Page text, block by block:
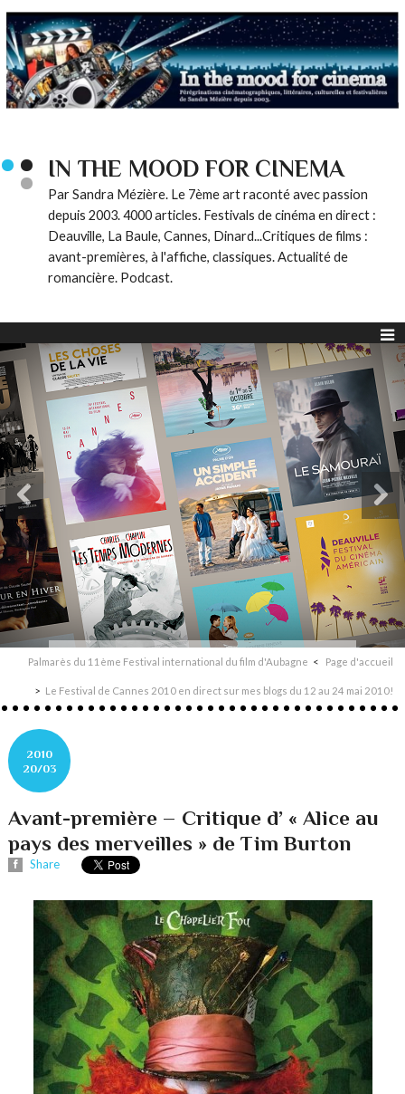
IN THE MOOD FOR CINEMA
Par Sandra Mézière. Le 7ème art raconté avec passion
depuis 2003. 4000 articles. Festivals de cinéma en direct :
Deauville, La Baule, Cannes, Dinard...Critiques de films :
avant-premières, à l'affiche, classiques. Actualité de
romancière. Podcast.
Palmarès du 11ème Festival international du film d'Aubagne Page d'accueil
Le Festival de Cannes 2010 en direct sur mes blogs du 12 au 24 mai 2010!
2010
20/03
Avant-première – Critique d’ « Alice au
pays des merveilles » de Tim Burton
Share